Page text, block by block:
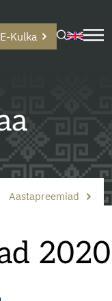
E-Kulka
Aastapreemiad
2020